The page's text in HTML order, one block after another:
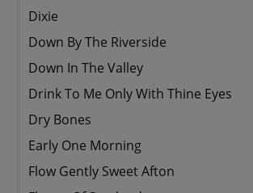
Dixie
Down By The Riverside
Down In The Valley
Drink To Me Only With Thine Eyes
Dry Bones
Early One Morning
Flow Gently Sweet Afton